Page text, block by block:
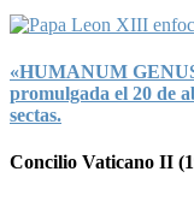
«HUMANUM
promulgada el 20 de
sectas.
Concilio Vaticano II